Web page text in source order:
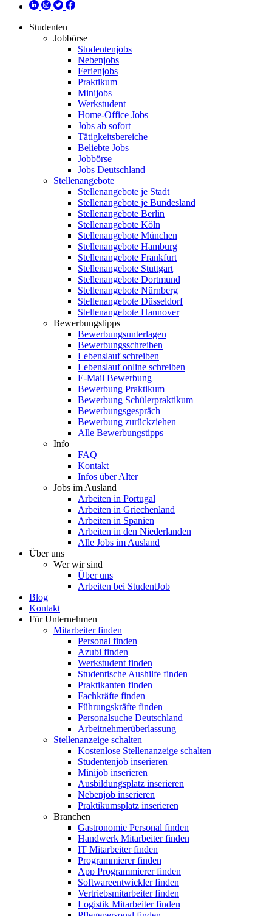
Studenten
Jobbörse
Studentenjobs
Nebenjobs
Ferienjobs
Praktikum
Minijobs
Werkstudent
Home-Office Jobs
Jobs ab sofort
Tätigkeitsbereiche
Beliebte Jobs
Jobbörse
Jobs Deutschland
Stellenangebote
Stellenangebote je Stadt
Stellenangebote je Bundesland
Stellenangebote Berlin
Stellenangebote Köln
Stellenangebote München
Stellenangebote Hamburg
Stellenangebote Frankfurt
Stellenangebote Stuttgart
Stellenangebote Dortmund
Stellenangebote Nürnberg
Stellenangebote Düsseldorf
Stellenangebote Hannover
Bewerbungstipps
Bewerbungsunterlagen
Bewerbungsschreiben
Lebenslauf schreiben
Lebenslauf online schreiben
E-Mail Bewerbung
Bewerbung Praktikum
Bewerbung Schülerpraktikum
Bewerbungsgespräch
Bewerbung zurückziehen
Alle Bewerbungstipps
Info
FAQ
Kontakt
Infos über Alter
Jobs im Ausland
Arbeiten in Portugal
Arbeiten in Griechenland
Arbeiten in Spanien
Arbeiten in den Niederlanden
Alle Jobs im Ausland
Über uns
Wer wir sind
Über uns
Arbeiten bei StudentJob
Blog
Kontakt
Für Unternehmen
Mitarbeiter finden
Personal finden
Azubi finden
Werkstudent finden
Studentische Aushilfe finden
Praktikanten finden
Fachkräfte finden
Führungskräfte finden
Personalsuche Deutschland
Arbeitnehmerüberlassung
Stellenanzeige schalten
Kostenlose Stellenanzeige schalten
Studentenjob inserieren
Minijob inserieren
Ausbildungsplatz inserieren
Nebenjob inserieren
Praktikumsplatz inserieren
Branchen
Gastronomie Personal finden
Handwerk Mitarbeiter finden
IT Mitarbeiter finden
Programmierer finden
App Programmierer finden
Softwareentwickler finden
Vertriebsmitarbeiter finden
Logistik Mitarbeiter finden